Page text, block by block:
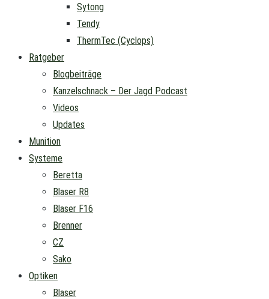
Sytong
Tendy
ThermTec (Cyclops)
Ratgeber
Blogbeiträge
Kanzelschnack – Der Jagd Podcast
Videos
Updates
Munition
Systeme
Beretta
Blaser R8
Blaser F16
Brenner
CZ
Sako
Optiken
Blaser